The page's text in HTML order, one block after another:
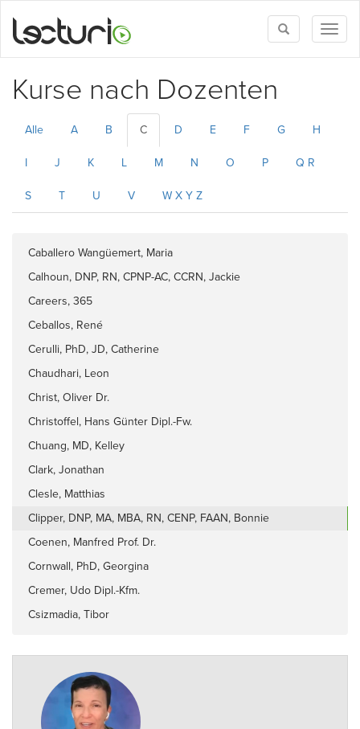
Toggle
search
Kurse nach Dozenten
Alle A B C D E F G H
I J K L M N O P Q R
S T U V W X Y Z
Caballero Wangüemert, Maria
Calhoun, DNP, RN, CPNP-AC, CCRN, Jackie
Careers, 365
Ceballos, René
Cerulli, PhD, JD, Catherine
Chaudhari, Leon
Christ, Oliver Dr.
Christoffel, Hans Günter Dipl.-Fw.
Chuang, MD, Kelley
Clark, Jonathan
Clesle, Matthias
Clipper, DNP, MA, MBA, RN, CENP, FAAN, Bonnie
Coenen, Manfred Prof. Dr.
Cornwall, PhD, Georgina
Cremer, Udo Dipl.-Kfm.
Csizmadia, Tibor